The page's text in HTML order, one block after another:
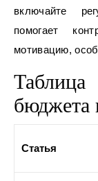
включайте
помогает
мотивацию,
бюджета
Статья